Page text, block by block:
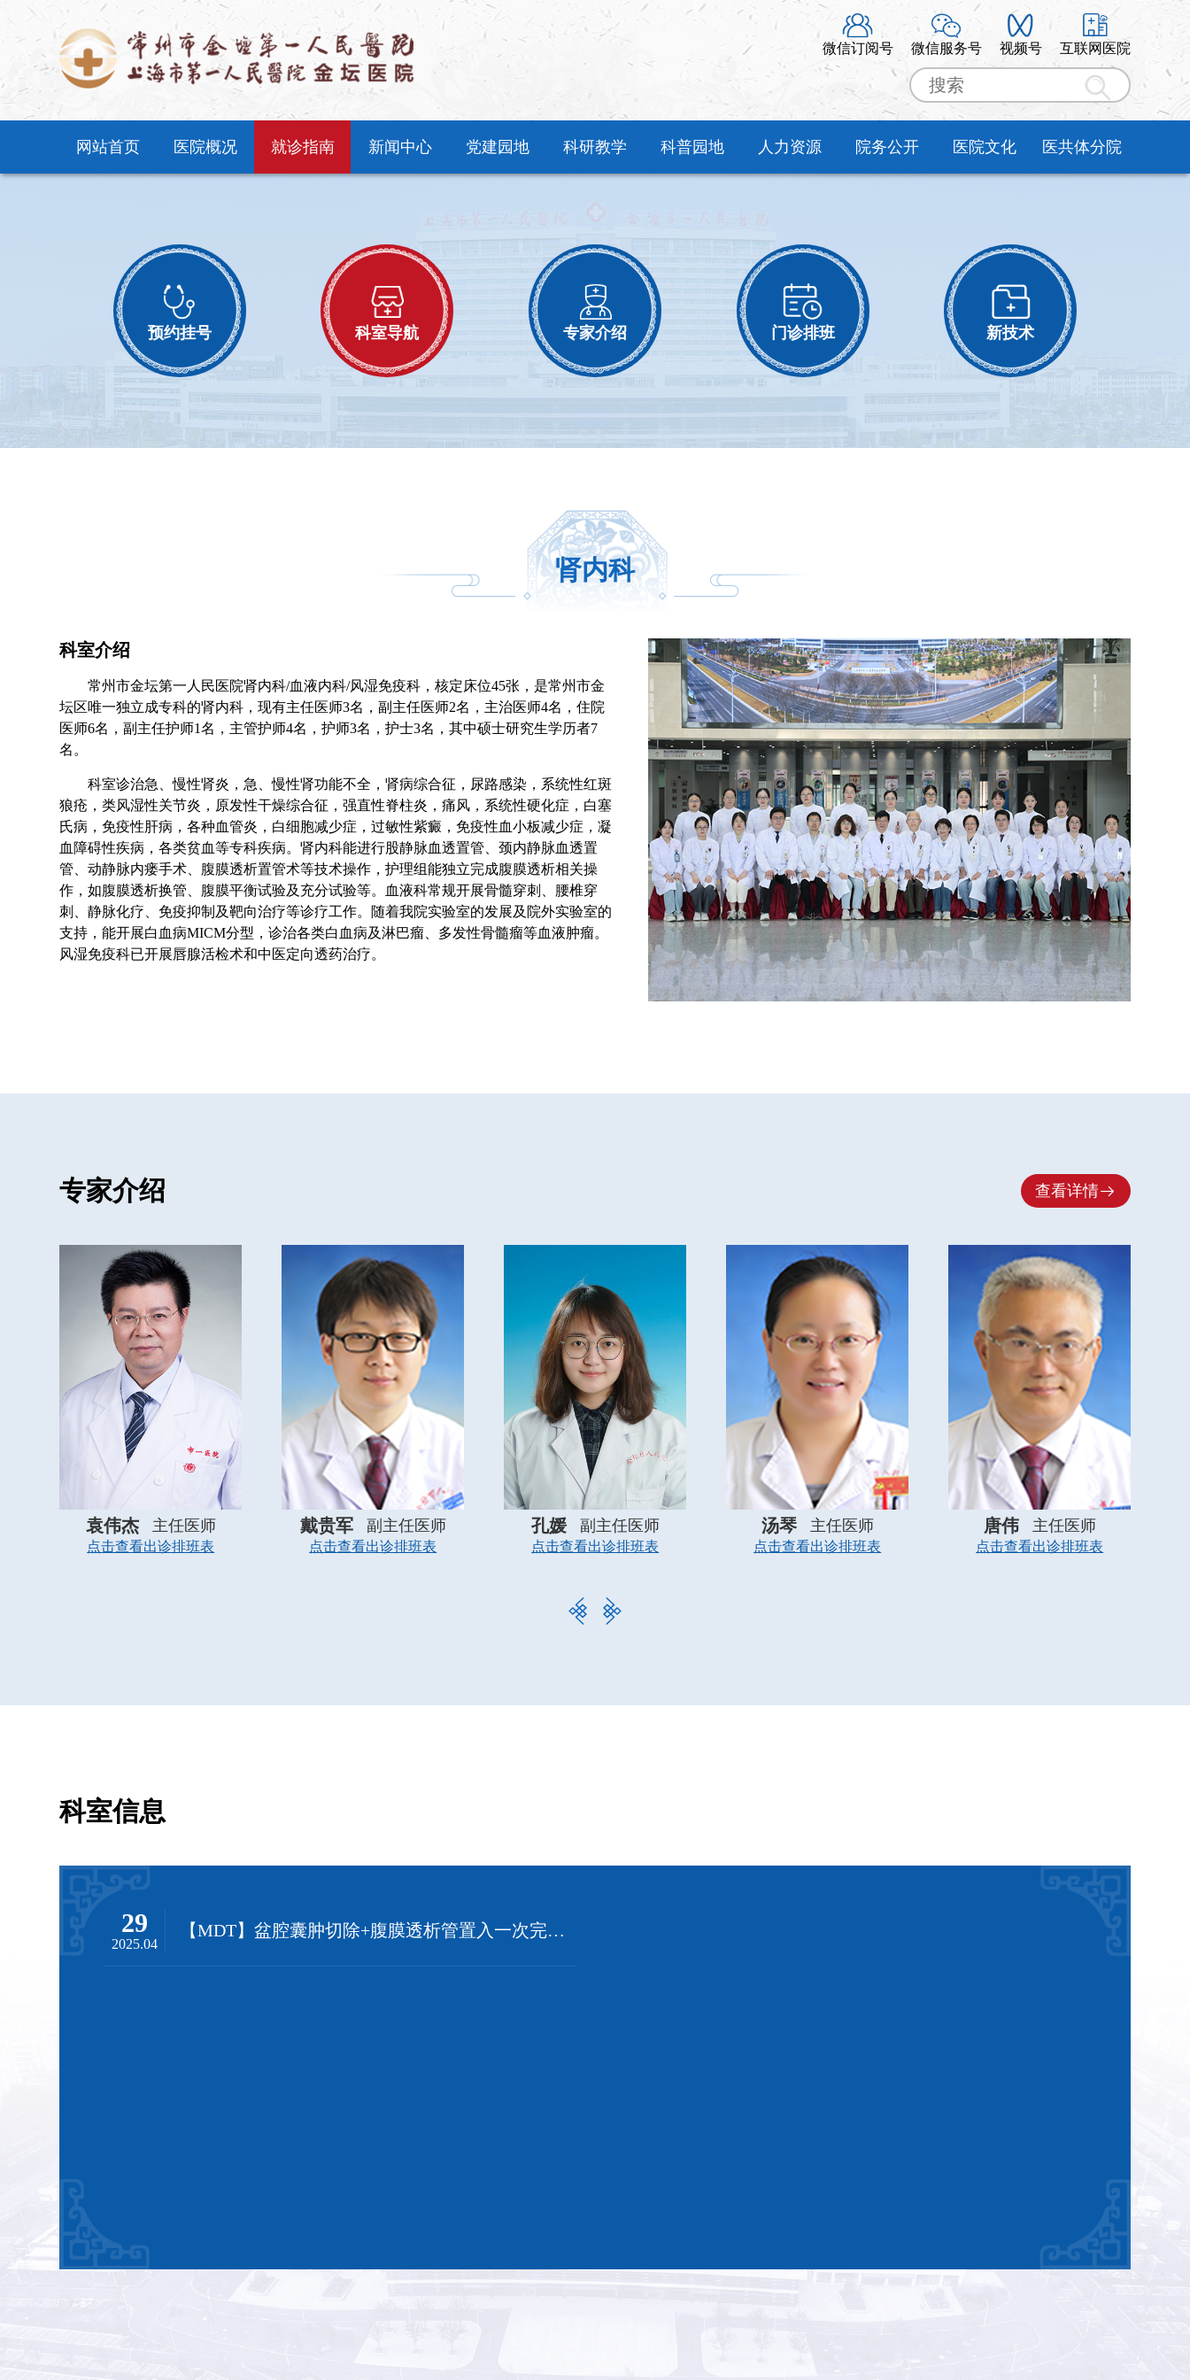
微信订阅号 微信服务号 视频号 互联网医院
网站首页 医院概况 就诊指南 新闻中心 党建园地 科研教学 科普园地 人力资源 院务公开 医院文化 医共体分院
预约挂号 科室导航 专家介绍 门诊排班 新技术
肾内科
科室介绍
常州市金坛第一人民医院肾内科/血液内科/风湿免疫科，核定床位45张，是常州市金
坛区唯一独立成专科的肾内科，现有主任医师3名，副主任医师2名，主治医师4名，住院
医师6名，副主任护师1名，主管护师4名，护师3名，护士3名，其中硕士研究生学历者7
名。
科室诊治急、慢性肾炎，急、慢性肾功能不全，肾病综合征，尿路感染，系统性红斑
狼疮，类风湿性关节炎，原发性干燥综合征，强直性脊柱炎，痛风，系统性硬化症，白塞
氏病，免疫性肝病，各种血管炎，白细胞减少症，过敏性紫癜，免疫性血小板减少症，凝
血障碍性疾病，各类贫血等专科疾病。肾内科能进行股静脉血透置管、颈内静脉血透置
管、动静脉内瘘手术、腹膜透析置管术等技术操作，护理组能独立完成腹膜透析相关操
作，如腹膜透析换管、腹膜平衡试验及充分试验等。血液科常规开展骨髓穿刺、腰椎穿
刺、静脉化疗、免疫抑制及靶向治疗等诊疗工作。随着我院实验室的发展及院外实验室的
支持，能开展白血病MICM分型，诊治各类白血病及淋巴瘤、多发性骨髓瘤等血液肿瘤。
风湿免疫科已开展唇腺活检术和中医定向透药治疗。
专家介绍 查看详情
袁伟杰 主任医师
点击查看出诊排班表
戴贵军 副主任医师
点击查看出诊排班表
孔媛 副主任医师
点击查看出诊排班表
汤琴 主任医师
点击查看出诊排班表
唐伟 主任医师
点击查看出诊排班表
科室信息
29
2025.04
【MDT】盆腔囊肿切除+腹膜透析管置入一次完成——我院成功完成首例肾内科妇科联合手术